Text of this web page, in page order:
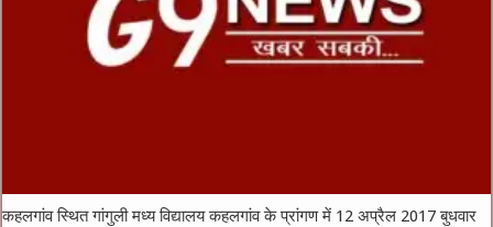
कहलगांव स्थित गांगुली मध्य विद्यालय कहलगांव के प्रांगण में 12 अप्रैल 2017 बुधवार